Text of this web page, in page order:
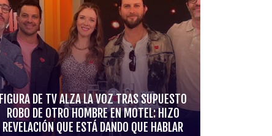
FIGURA DE TV ALZA LA VOZ TRAS SUPUESTO
ROBO DE OTRO HOMBRE EN MOTEL: HIZO
REVELACIÓN QUE ESTÁ DANDO QUE HABLAR